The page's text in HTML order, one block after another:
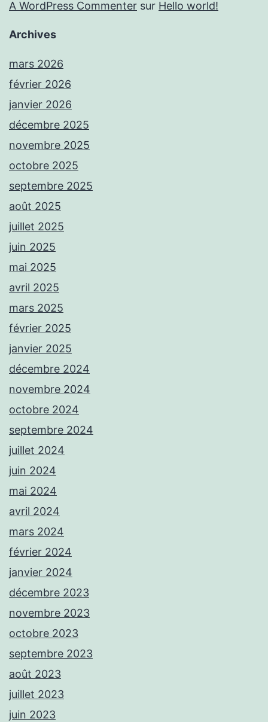
A WordPress Commenter sur Hello world!
Archives
mars 2026
février 2026
janvier 2026
décembre 2025
novembre 2025
octobre 2025
septembre 2025
août 2025
juillet 2025
juin 2025
mai 2025
avril 2025
mars 2025
février 2025
janvier 2025
décembre 2024
novembre 2024
octobre 2024
septembre 2024
juillet 2024
juin 2024
mai 2024
avril 2024
mars 2024
février 2024
janvier 2024
décembre 2023
novembre 2023
octobre 2023
septembre 2023
août 2023
juillet 2023
juin 2023